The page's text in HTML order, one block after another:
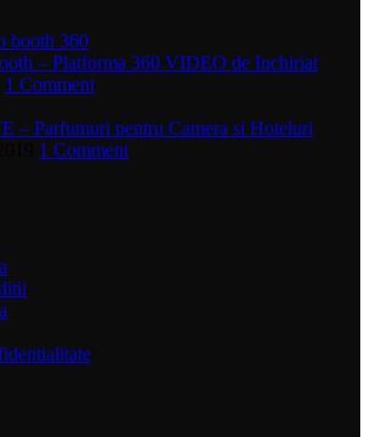
– Platforma 360 VIDEO de Inchiriat
1 Comment
– Parfumuri pentru Camera si Hoteluri
1 Comment